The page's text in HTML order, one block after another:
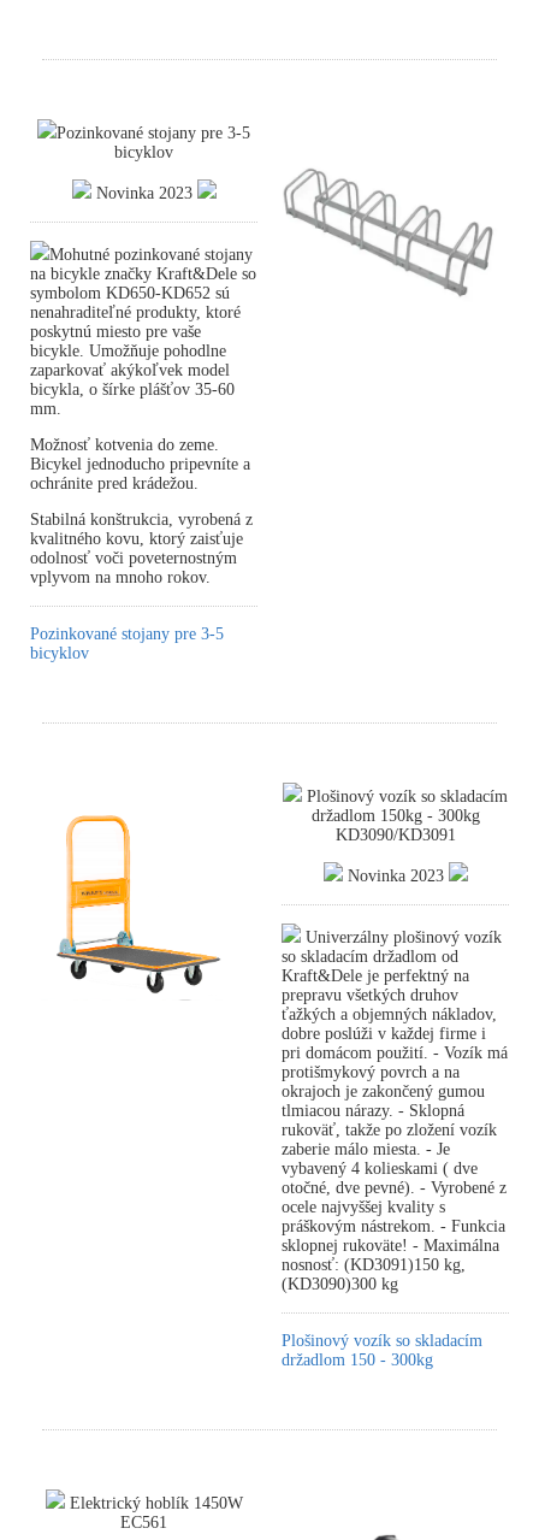
Pozinkované stojany pre 3-5
bicyklov
Novinka 2023
Mohutné pozinkované stojany
na bicykle značky Kraft&Dele so
symbolom KD650-KD652 sú
nenahraditeľné produkty, ktoré
poskytnú miesto pre vaše
bicykle. Umožňuje pohodlne
zaparkovať akýkoľvek model
bicykla, o šírke plášťov 35-60
mm.
Možnosť kotvenia do zeme.
Bicykel jednoducho pripevníte a
ochránite pred krádežou.
Stabilná konštrukcia, vyrobená z
kvalitného kovu, ktorý zaisťuje
odolnosť voči poveternostným
vplyvom na mnoho rokov.
Pozinkované stojany pre 3-5
bicyklov
Plošinový vozík so skladacím
držadlom 150kg - 300kg
KD3090/KD3091
Novinka 2023
Univerzálny plošinový vozík
so skladacím držadlom od
Kraft&Dele je perfektný na
prepravu všetkých druhov
ťažkých a objemných nákladov,
dobre poslúži v každej firme i
pri domácom použití. - Vozík má
protišmykový povrch a na
okrajoch je zakončený gumou
tlmiacou nárazy. - Sklopná
rukoväť, takže po zložení vozík
zaberie málo miesta. - Je
vybavený 4 kolieskami ( dve
otočné, dve pevné). - Vyrobené z
ocele najvyššej kvality s
práškovým nástrekom. - Funkcia
sklopnej rukoväte! - Maximálna
nosnosť: (KD3091)150 kg,
(KD3090)300 kg
Plošinový vozík so skladacím
držadlom 150 - 300kg
Elektrický hoblík 1450W
EC561